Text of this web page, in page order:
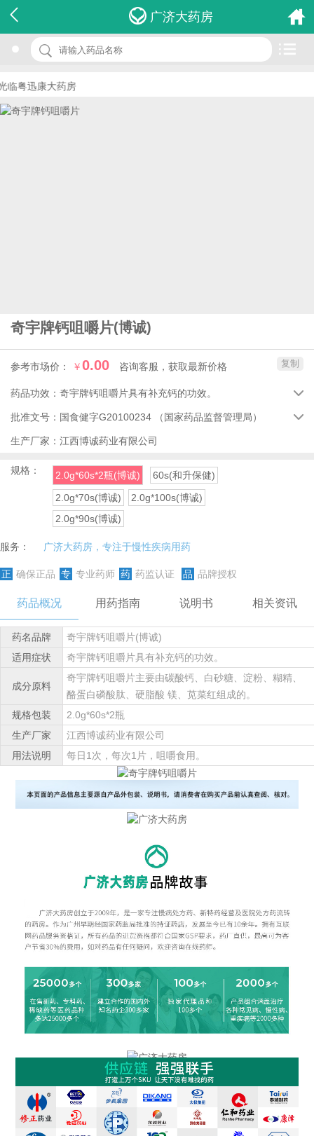
广济大药房
粤迅康大药房
奇宇牌钙咀嚼片(博诚)
参考市场价： ￥0.00 咨询客服，获取最新价格
名 称：奇宇牌钙咀嚼片
品 牌：(博诚)
价 格：￥0.00
复制
药品功效： 奇宇牌钙咀嚼片具有补充钙的功效。 
批准文号： 国食健字G20100234 （国家药品监督管理局） 
生产厂家： 江西博诚药业有限公司
规格： 2.0g*60s*2瓶(博诚)
60s(和升保健)
2.0g*70s(博诚)
2.0g*100s(博诚)
2.0g*90s(博诚)
服务： 广济大药房，专注于慢性疾病用药
正 确保正品 专 专业药师 药 药监认证 品 品牌授权
药品概况 用药指南 说明书 相关资讯
药名品牌
奇宇牌钙咀嚼片(博诚)
适用症状
奇宇牌钙咀嚼片具有补充钙的功效。
成分原料
奇宇牌钙咀嚼片主要由碳酸钙、白砂糖、淀粉、糊精、
酪蛋白磷酸肽、硬脂酸 镁、苋菜红组成的。
规格包装
2.0g*60s*2瓶
生产厂家
江西博诚药业有限公司
用法说明
每日1次，每次1片，咀嚼食用。